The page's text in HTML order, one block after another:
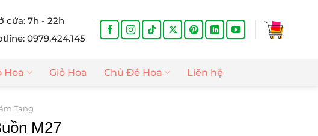
cửa: 7h - 22h
0979.424.145
Hoa Giỏ Hoa Chủ Đề Hoa Liên hệ
Tang
M27